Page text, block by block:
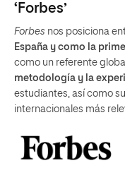
‘Forbes’
Forbes nos posiciona
España y como la
como un referente
metodología y la
estudiantes, así como
internacionales más